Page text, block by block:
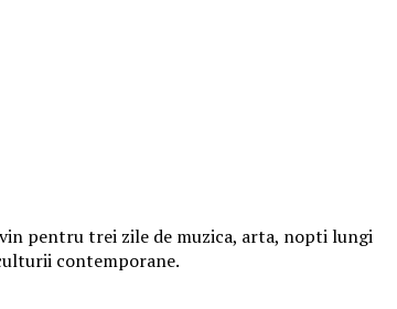
pentru trei zile de muzica, arta, nopti lungi
contemporane.